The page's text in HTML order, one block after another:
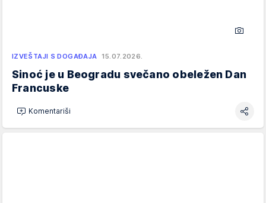
IZVEŠTAJI S DOGAĐAJA 15.07.2026.
Sinoć je u Beogradu svečano obeležen Dan
Francuske
Komentariši